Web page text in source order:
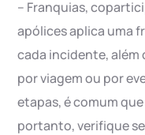
– Franquias,
apólices aplica uma
cada incidente, além
por viagem ou por
etapas, é comum
portanto, verifique